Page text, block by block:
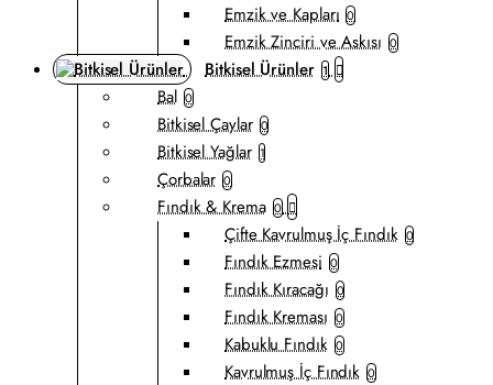
Emzik ve Kapları 0
Emzik Zinciri ve Askısı 0
Bitkisel Ürünler 1
Bal 0
Bitkisel Çaylar 0
Bitkisel Yağlar 1
Çorbalar 0
Fındık & Krema 0
Çifte Kavrulmuş İç Fındık 0
Fındık Ezmesi 0
Fındık Kıracağı 0
Fındık Kreması 0
Kabuklu Fındık 0
Kavrulmuş İç Fındık 0